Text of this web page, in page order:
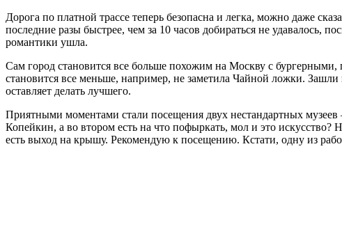
Дорога по платной трассе теперь безопасна и легка, можно даже
последние разы быстрее, чем за 10 часов добираться не
романтики ушла.
Сам город становится все больше похожим на Москву с
становится все меньше, например, не заметила Чайной ложки.
оставляет делать лучшего.
Приятными моментами стали посещения двух нестандартных
Копейкин, а во втором есть на что пофыркать, мол и это искусство?
есть выход на крышу. Рекомендую к посещению. Кстати, одну из